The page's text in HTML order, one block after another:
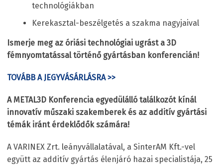
technológiákban
Kerekasztal-beszélgetés a szakma nagyjaival
Ismerje meg az óriási technológiai ugrást a 3D
fémnyomtatással történő gyártásban konferencián!
TOVÁBB A JEGYVÁSÁRLÁSRA >>
A METAL3D Konferencia egyedülálló találkozót kínál
innovatív műszaki szakemberek és az additív gyártási
témák iránt érdeklődők számára!
A VARINEX Zrt. leányvállalatával, a SinterAM Kft.-vel
együtt az additív gyártás élenjáró hazai specialistája, 25